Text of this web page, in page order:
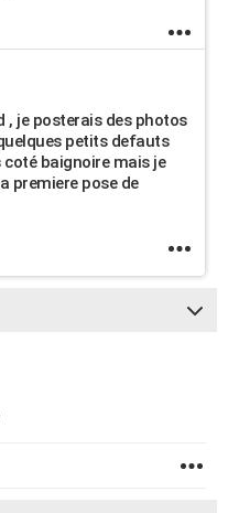
, je posterais des photos
petits defauts
baignoire mais je
premiere pose de